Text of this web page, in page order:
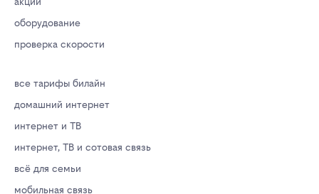
оборудование
проверка скорости
все тарифы билайн
домашний интернет
интернет и ТВ
интернет, ТВ и сотовая связь
всё для семьи
мобильная связь